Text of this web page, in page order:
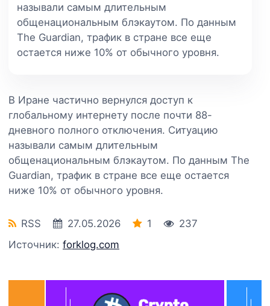
называли самым длительным
общенациональным блэкаутом. По данным
The Guardian, трафик в стране все еще
остается ниже 10% от обычного уровня.
В Иране частично вернулся доступ к
глобальному интернету после почти 88-
дневного полного отключения. Ситуацию
называли самым длительным
общенациональным блэкаутом. По данным The
Guardian, трафик в стране все еще остается
ниже 10% от обычного уровня.
RSS 27.05.2026 1
237
Источник: forklog.com